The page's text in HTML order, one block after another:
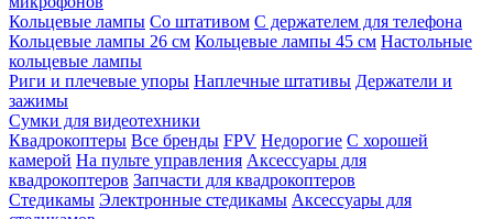
Кольцевые лампы Со штативом C держателем для телефона
Кольцевые лампы 26 см Кольцевые лампы 45 см Настольные
кольцевые лампы
Риги и плечевые упоры Наплечные штативы Держатели и
зажимы
Сумки для видеотехники
Квадрокоптеры Все бренды FPV Недорогие С хорошей
камерой На пульте управления Аксессуары для
квадрокоптеров Запчасти для квадрокоптеров
Стедикамы Электронные стедикамы Аксессуары для